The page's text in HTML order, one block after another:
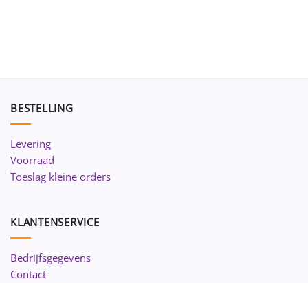
BESTELLING
Levering
Voorraad
Toeslag kleine orders
KLANTENSERVICE
Bedrijfsgegevens
Contact